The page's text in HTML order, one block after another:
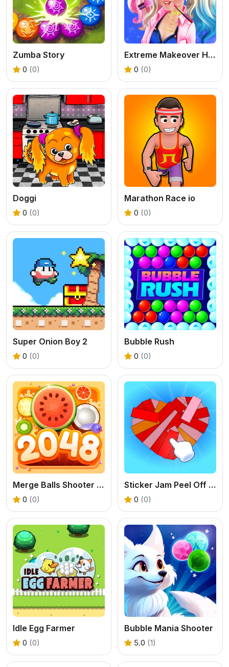
Zumba Story
0 (0)
Extreme Makeover Harley Edition
0 (0)
Doggi
0 (0)
Marathon Race io
0 (0)
Super Onion Boy 2
0 (0)
Bubble Rush
0 (0)
Merge Balls Shooter 2048 Connect Fruits
0 (0)
Sticker Jam Peel Off & Match
0 (0)
Idle Egg Farmer
0 (0)
Bubble Mania Shooter
5.0 (1)